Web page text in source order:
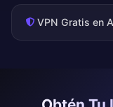
VPN Gratis en